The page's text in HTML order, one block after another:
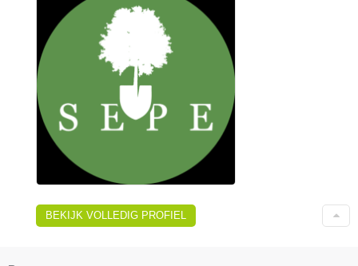
BEKIJK VOLLEDIG PROFIEL